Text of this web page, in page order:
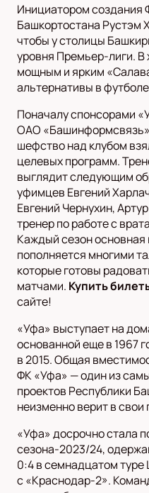
Инициатором создания
Башкортостана Рустэм
чтобы у столицы
уровня Премьер-лиги. В
мощным и ярким
альтернативы в
Поначалу спонсорами
ОАО
шефство над клубом
целевых программ.
выглядит следующим
уфимцев Евгений
Евгений Чернухин,
тренер по работе с
Каждый сезон
пополняется многими
которые готовы
матчами. Купить
сайте!
«Уфа» выступает на
основанной еще в 1967
в 2015. Общая
ФК «Уфа» — один из
проектов Республики
неизменно верит в свои
«Уфа» досрочно стала
сезона-2023/24,
0:4 в семнадцатом туре
с «Краснодар-2».